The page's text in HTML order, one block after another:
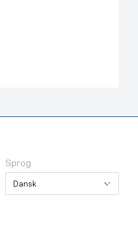
Sprog
Sprog